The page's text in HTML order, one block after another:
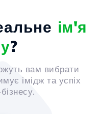
ім'я
?
вам вибрати
імідж та успіх